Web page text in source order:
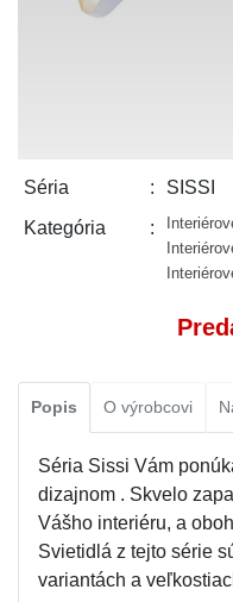
Séria SISSI
Kategória
Popis O výrobcovi
Séria Sissi Vám
dizajnom . Skvelo
Vášho interiéru, a
Svietidlá z tejto série
variantách a